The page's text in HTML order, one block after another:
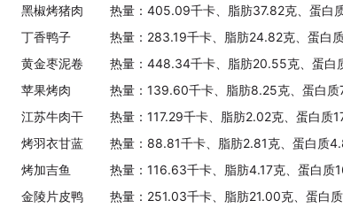
黑椒烤猪肉
热量：405.09千卡、脂肪37.82克、蛋白
丁香鸭子
热量：283.19千卡、脂肪24.82克、蛋白
黄金枣泥卷
热量：448.34千卡、脂肪20.55克、蛋白
苹果烤肉
热量：139.60千卡、脂肪8.25克、蛋白
江苏牛肉干
热量：117.29千卡、脂肪2.02克、蛋白质
烤羽衣甘蓝
热量：88.81千卡、脂肪2.81克、蛋白质
烤加吉鱼
热量：116.63千卡、脂肪4.17克、蛋白质
金陵片皮鸭
热量：251.03千卡、脂肪21.00克、蛋白